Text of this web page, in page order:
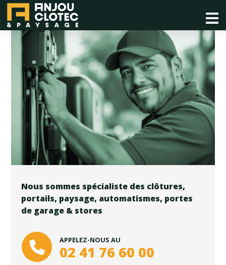
Nous sommes spécialiste des clôtures,
portails, paysage, automatismes, portes
de garage & stores
APPELEZ-NOUS AU
02 41 76 60 00